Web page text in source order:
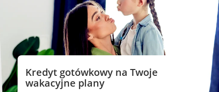
Kredyt gotówkowy na Twoje
wakacyjne plany